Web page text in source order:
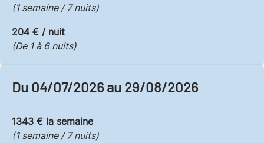
(1 semaine / 7 nuits)
204 € / nuit
(De 1 à 6 nuits)
Du 04/07/2026 au 29/08/2026
1343 € la semaine
(1 semaine / 7 nuits)